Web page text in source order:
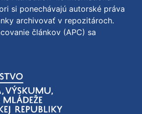
si ponechávajú autorské práva
archivovať v repozitároch.
článkov (APC) sa